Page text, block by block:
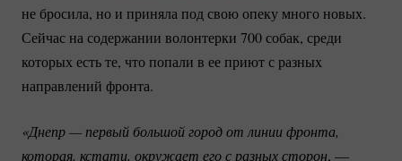
не бросила, но и приняла под свою опеку много новых.
Сейчас на содержании волонтерки 700 собак, среди
которых есть те, что попали в ее приют с разных
направлений фронта.
«Днепр — первый большой город от линии фронта,
которая, кстати, окружает его с разных сторон, —